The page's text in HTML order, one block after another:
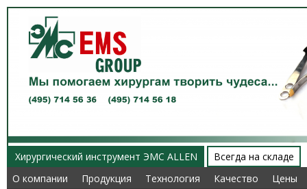
Хирургический инструмент ЭМС ALLEN
О компании
Продукция Технология Качество Цены
Всегда на складе
О компании
Продукция Технология Качество Цены